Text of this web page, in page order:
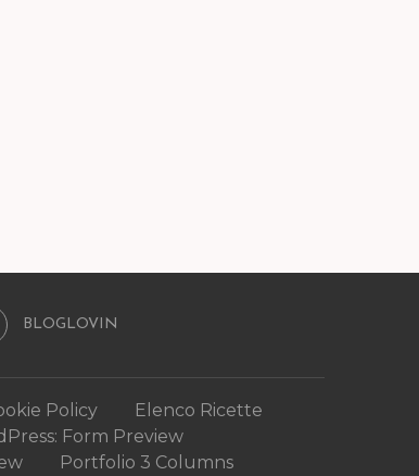
BLOGLOVIN
Policy
Elenco Ricette
Form Preview
Portfolio 3 Columns